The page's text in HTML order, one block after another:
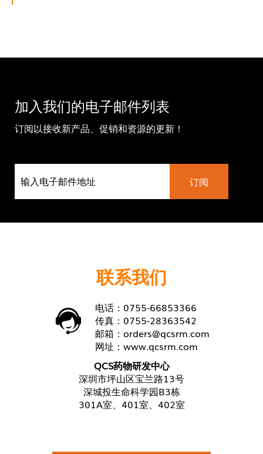
加入我们的电子邮件列表
订阅以接收新产品、促销和资源的更新！
联系我们
电话：0755-66853366
传真：0755-28363542
邮箱： orders@qcsrm.com
网址： www.qcsrm.com
QCS药物研发中心
深圳市坪山区宝兰路13号
深城投生命科学园B3栋
301A室、401室、402室